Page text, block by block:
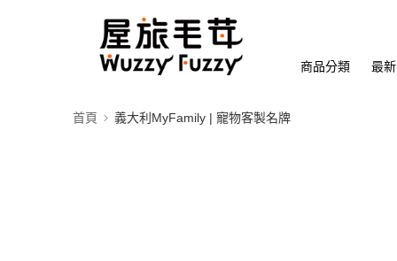
商品分類 最
首頁 義大利MyFamily | 寵物客製名牌